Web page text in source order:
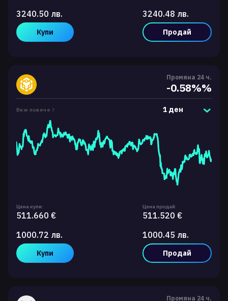
3240.50 лв.
Купи
3240.48 лв.
Продай
Промяна 24 ч.
-0.58%%
Виж повече 1 ден
Цена купи:
511.660 €
1000.72 лв.
Купи
Цена продай:
511.520 €
1000.45 лв.
Продай
Промяна 24 ч.